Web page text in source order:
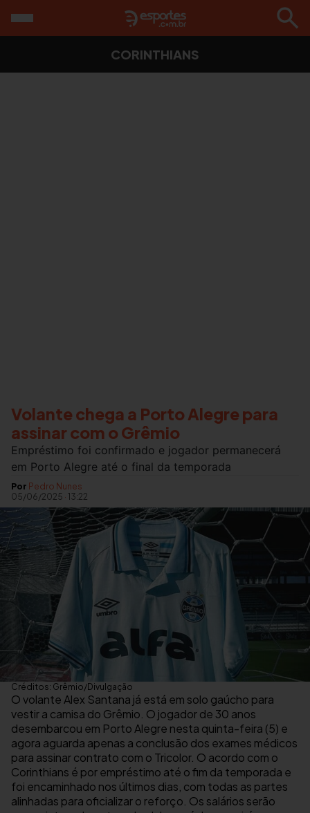
CORINTHIANS
Volante chega a Porto Alegre para
assinar com o Grêmio
Empréstimo foi confirmado e jogador permanecerá
em Porto Alegre até o final da temporada
Por Pedro Nunes
05/06/2025 · 13:22
Créditos: Grêmio/Divulgação
O volante Alex Santana já está em solo gaúcho para
vestir a camisa do Grêmio. O jogador de 30 anos
desembarcou em Porto Alegre nesta quinta-feira (5) e
agora aguarda apenas a conclusão dos exames médicos
para assinar contrato com o Tricolor. O acordo com o
Corinthians é por empréstimo até o fim da temporada e
foi encaminhado nos últimos dias, com todas as partes
alinhadas para oficializar o reforço. Os salários serão